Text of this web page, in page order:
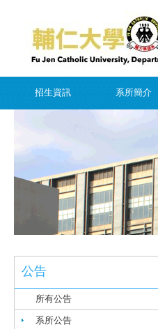
招生資訊 系所簡介
公告
所有公告
系所公告